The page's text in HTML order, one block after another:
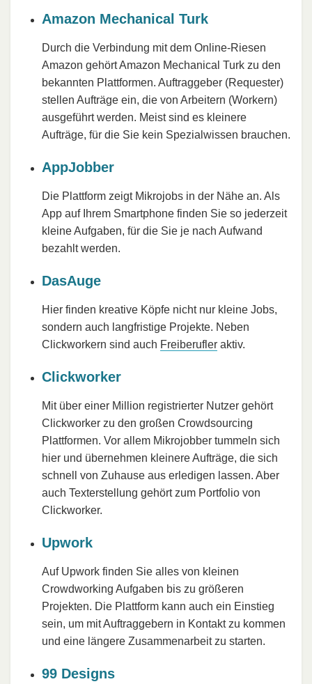
Amazon Mechanical Turk
Durch die Verbindung mit dem Online-Riesen
Amazon gehört Amazon Mechanical Turk zu den
bekannten Plattformen. Auftraggeber (Requester)
stellen Aufträge ein, die von Arbeitern (Workern)
ausgeführt werden. Meist sind es kleinere
Aufträge, für die Sie kein Spezialwissen brauchen.
AppJobber
Die Plattform zeigt Mikrojobs in der Nähe an. Als
App auf Ihrem Smartphone finden Sie so jederzeit
kleine Aufgaben, für die Sie je nach Aufwand
bezahlt werden.
DasAuge
Hier finden kreative Köpfe nicht nur kleine Jobs,
sondern auch langfristige Projekte. Neben
Clickworkern sind auch Freiberufler aktiv.
Clickworker
Mit über einer Million registrierter Nutzer gehört
Clickworker zu den großen Crowdsourcing
Plattformen. Vor allem Mikrojobber tummeln sich
hier und übernehmen kleinere Aufträge, die sich
schnell von Zuhause aus erledigen lassen. Aber
auch Texterstellung gehört zum Portfolio von
Clickworker.
Upwork
Auf Upwork finden Sie alles von kleinen
Crowdworking Aufgaben bis zu größeren
Projekten. Die Plattform kann auch ein Einstieg
sein, um mit Auftraggebern in Kontakt zu kommen
und eine längere Zusammenarbeit zu starten.
99 Designs